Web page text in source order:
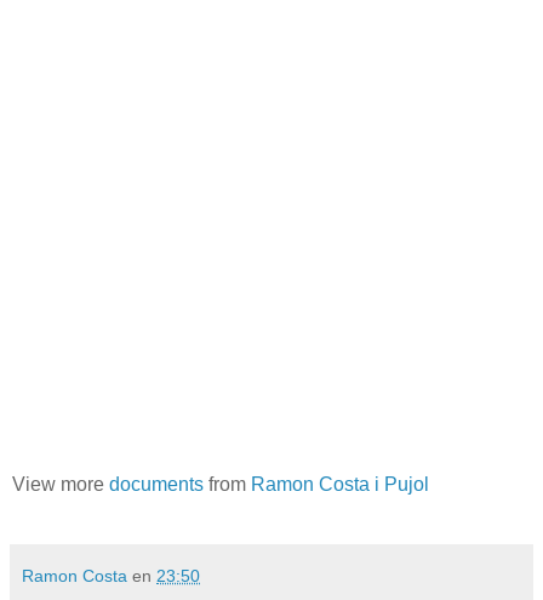
View more documents from Ramon Costa i Pujol
Ramon Costa en 23:50